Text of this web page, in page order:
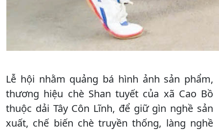
Lễ hội nhằm quảng bá hình ảnh sản phẩm,
thương hiệu chè Shan tuyết của xã Cao Bồ
thuộc dải Tây Côn Lĩnh, để giữ gìn nghề sản
xuất, chế biến chè truyền thống, làng nghề